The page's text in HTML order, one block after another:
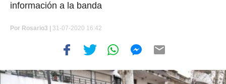
información a la banda
Por Rosario3 | 31-07-2020 16:42